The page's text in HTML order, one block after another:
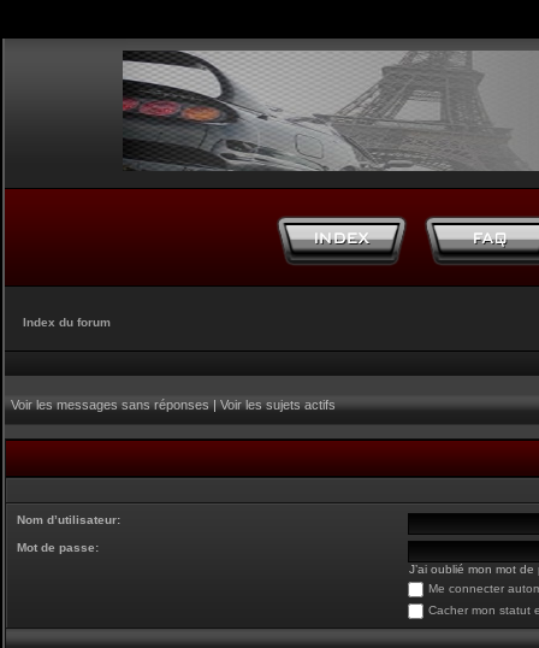
Index du forum
Voir les messages sans réponses|Voir les sujets actifs
Nom d’utilisateur:
Mot de passe:
J’ai oublié mon mot de
Me connecter
Cacher mon statut